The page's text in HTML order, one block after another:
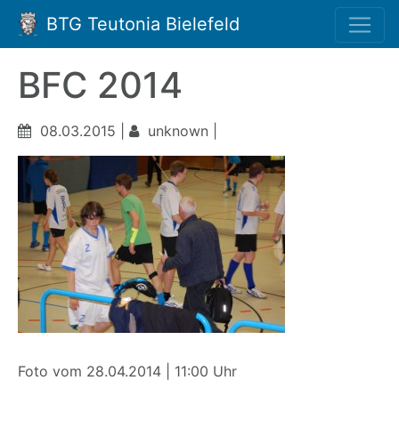
BTG Teutonia Bielefeld
BFC 2014
08.03.2015 | unknown |
Foto vom 28.04.2014 | 11:00 Uhr